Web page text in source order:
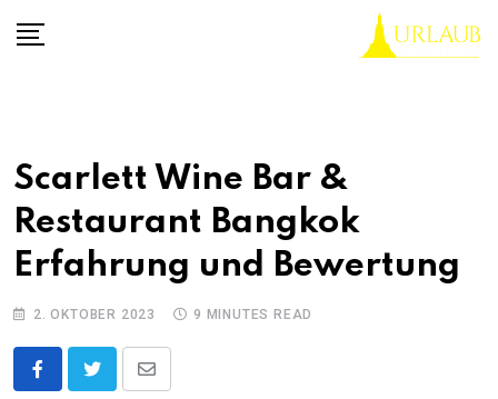
Scarlett Wine Bar &
Restaurant Bangkok
Erfahrung und Bewertung
2. OKTOBER 2023 9 MINUTES READ
Share